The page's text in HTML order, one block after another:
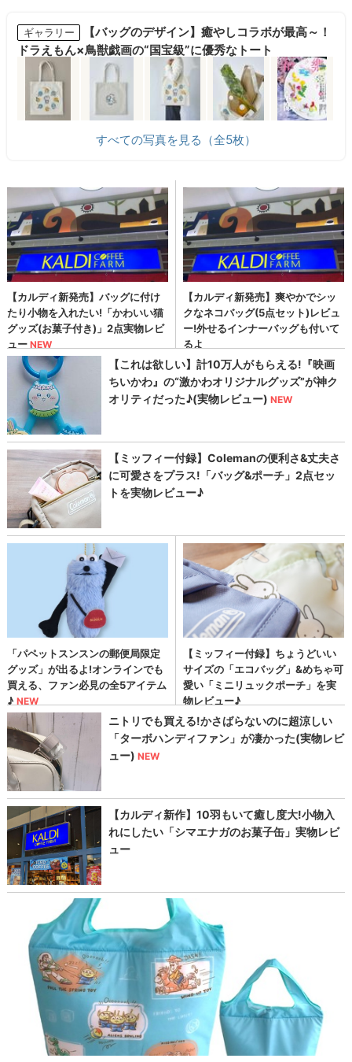
ギャラリー
【バッグのデザイン】癒やしコラボが最高～！
ドラえもん×鳥獣戯画の“国宝級”に優秀なトート
すべての写真を見る（全5枚）